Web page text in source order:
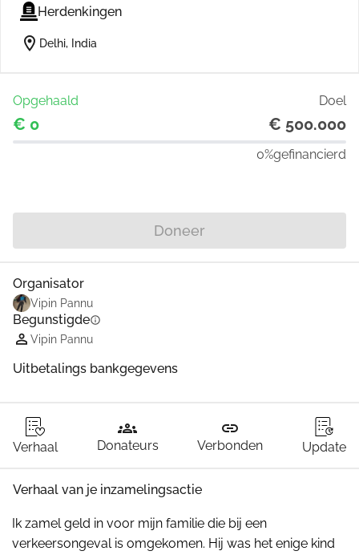
Herdenkingen
location_on Delhi, India
Opgehaald Doel
€ 0 € 500.000
0%gefinancierd
Doneer
Organisator
Vipin Pannu
Begunstigdeinfo
Vipin Pannu
Uitbetalings bankgegevens
Verhaal
groups
Donateurs
link
Verbonden Update
Verhaal van je inzamelingsactie
Ik zamel geld in voor mijn familie die bij een
verkeersongeval is omgekomen. Hij was het enige kind